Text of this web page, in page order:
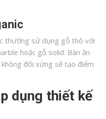
thường sử dụng gỗ thô với
hoặc gỗ solid. Bàn ăn
đối xứng sẽ tạo điểm
dụng thiết kế